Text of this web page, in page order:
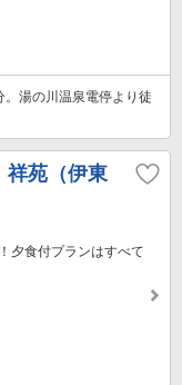
。湯の川温泉電停より徒
苑（伊東
夕食付プランはすべて